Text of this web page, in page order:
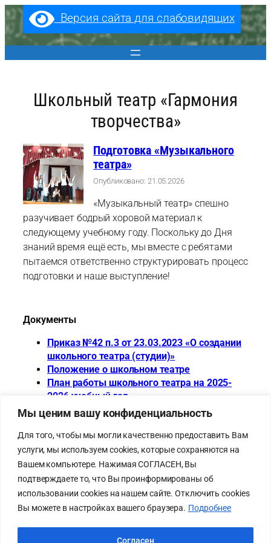
Мы ценим вашу конфиденциальность
Для того, чтобы мы могли качественно предоставить Вам
услуги, мы используем cookies, которые сохраняются на
Вашем компьютере. Нажимая СОГЛАСЕН, Вы
подтверждаете то, что Вы проинформированы об
использовании cookies на нашем сайте. Отключить cookies
Вы можете в настройках вашего браузера. Подробнее
Согласен
Перейти
к
содержимому
Версия сайта для слабовидящих
Школьный театр «Гармония
творчества»
Подготовка «Музыкального
театра»
Опубликовано: 21.05.2026
«Музыкальный театр» спешно
разучивает бодрый хоровой материал к
следующему учебному году. Поскольку до Дня
знаний время ещё есть, мы вместе с ребятами
пытаемся ответственно структурировать процесс
подготовки и наше выступление!
Документы
Приказ №42 п.3 от 23.03.2023 «О создании
школьного театра (студии)»
Положение о школьном театре
План работы школьного театра на 2025-
2026 учебный год
Карта сайта
конфиденциальности
Лицей на bus.gov.ru
проезда
безопасного